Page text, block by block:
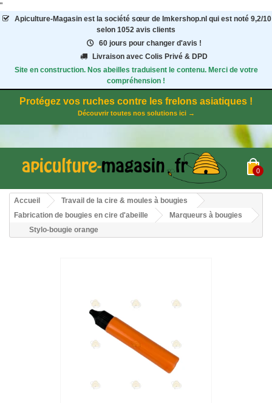
"
Apiculture-Magasinest la société sœur de Imkershop.nl qui est noté 9,2/10
selon 1052 avis clients
60 jours pour changer d'avis !
Livraison avec Colis Privé & DPD
Site en construction. Nos abeilles traduisent le contenu. Merci de votre
compréhension !
Protégez vos ruches contre les frelons asiatiques !
Découvrir toutes nos solutions ici →
0
Accueil
Travail de la cire & moules à bougies
Fabrication de bougies en cire d'abeille
Marqueurs à bougies
Stylo-bougie orange